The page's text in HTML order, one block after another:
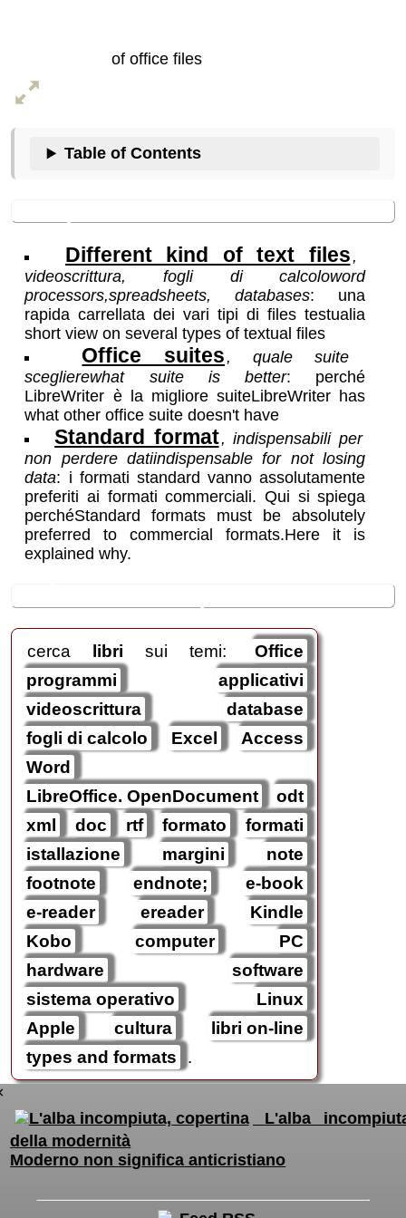
of office files
Table of Contents
Different kind of text files ,
videoscrittura, fogli di calcoloword
processors,spreadsheets, databases: una
rapida carrellata dei vari tipi di files testualia
short view on several types of textual files
Office suites , quale suite
sceglierewhat suite is better: perché
LibreWriter è la migliore suiteLibreWriter has
what other office suite doesn't have
Standard format,indispensabili per
non perdere datiindispensable for not losing
data: i formati standard vanno assolutamente
preferiti ai formati commerciali. Qui si spiega
perchéStandard formats must be absolutely
preferred to commercial formats.Here it is
explained why.
cerca libri sui temi:
Office
programmi
applicativi
videoscrittura
database
fogli di calcolo
Excel
Access
Word
LibreOffice. OpenDocument
odt
xml
doc rtf formato
formati
istallazione
margini
note
footnote
endnote;
e-book
e-reader
ereader
Kindle
Kobo
computer
PC
hardware
software
sistema operativo
Linux
Apple
cultura
libri on-line
types and formats
.
L'alba
della modernità
Moderno non significa anticristiano